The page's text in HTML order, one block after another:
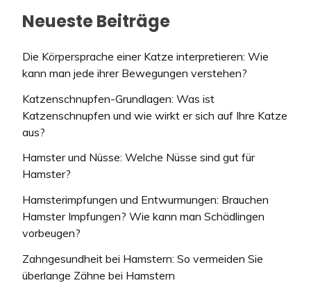
Neueste Beiträge
Die Körpersprache einer Katze interpretieren: Wie
kann man jede ihrer Bewegungen verstehen?
Katzenschnupfen-Grundlagen: Was ist
Katzenschnupfen und wie wirkt er sich auf Ihre Katze
aus?
Hamster und Nüsse: Welche Nüsse sind gut für
Hamster?
Hamsterimpfungen und Entwurmungen: Brauchen
Hamster Impfungen? Wie kann man Schädlingen
vorbeugen?
Zahngesundheit bei Hamstern: So vermeiden Sie
überlange Zähne bei Hamstern